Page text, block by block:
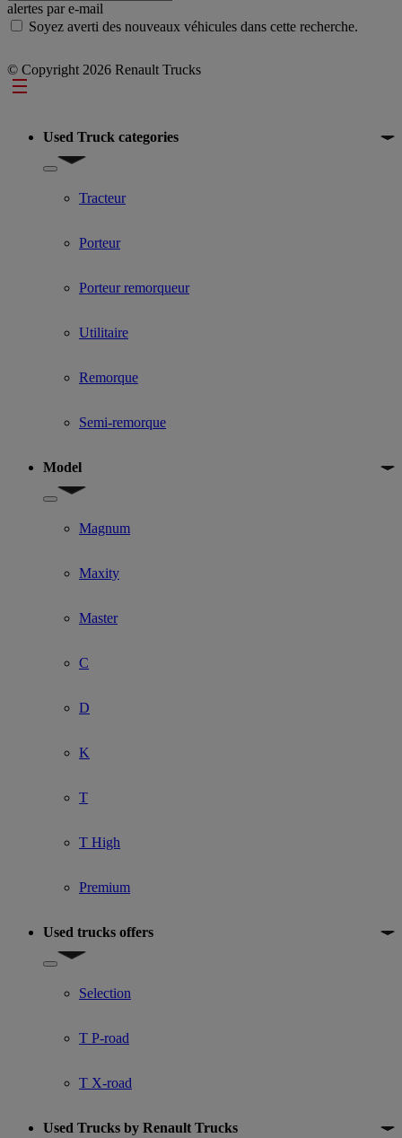
alertes par e-mail
Soyez averti des nouveaux véhicules dans cette recherche.
© Copyright 2026 Renault Trucks
Footer
Used Truck categories
Show submenu for Used Truck categories
Tracteur
Porteur
Porteur remorqueur
Utilitaire
Remorque
Semi-remorque
Model
Show submenu for Model
Magnum
Maxity
Master
C
D
K
T
T High
Premium
Used trucks offers
Show submenu for Used trucks offers
Selection
T P-road
T X-road
Used Trucks by Renault Trucks